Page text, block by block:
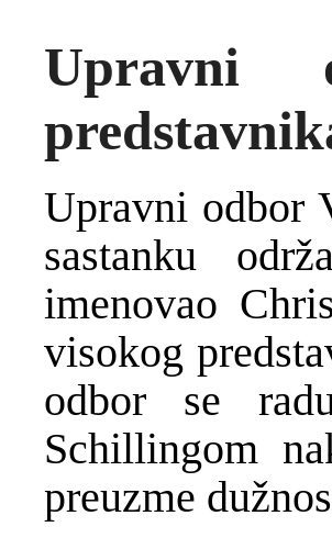
Upravni
Upravni odbor
sastanku
imenovao
visokog
odbor se
Schillingom
preuzme